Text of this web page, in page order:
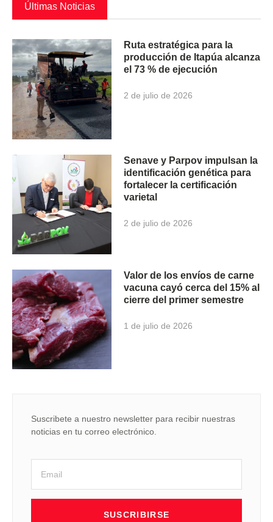
Últimas Noticias
Ruta estratégica para la
producción de Itapúa alcanza
el 73 % de ejecución
2 de julio de 2026
Senave y Parpov impulsan la
identificación genética para
fortalecer la certificación
varietal
2 de julio de 2026
Valor de los envíos de carne
vacuna cayó cerca del 15% al
cierre del primer semestre
1 de julio de 2026
Suscribete a nuestro newsletter para recibir nuestras
noticias en tu correo electrónico.
SUSCRIBIRSE